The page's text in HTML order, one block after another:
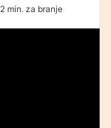
2 min. za branje